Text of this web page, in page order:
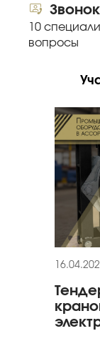
10
вопросы